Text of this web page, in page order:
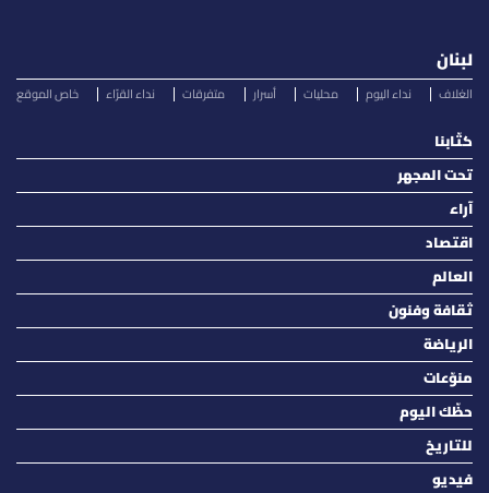
لبنان
الغلاف نداء اليوم محليات أسرار متفرقات نداء القرّاء خاص الموقع
كتّابنا
تحت المجهر
آراء
اقتصاد
العالم
ثقافة وفنون
الرياضة
منوّعات
حظّك اليوم
للتاريخ
فيديو